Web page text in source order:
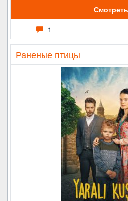
Смотреть
1
Раненые птицы